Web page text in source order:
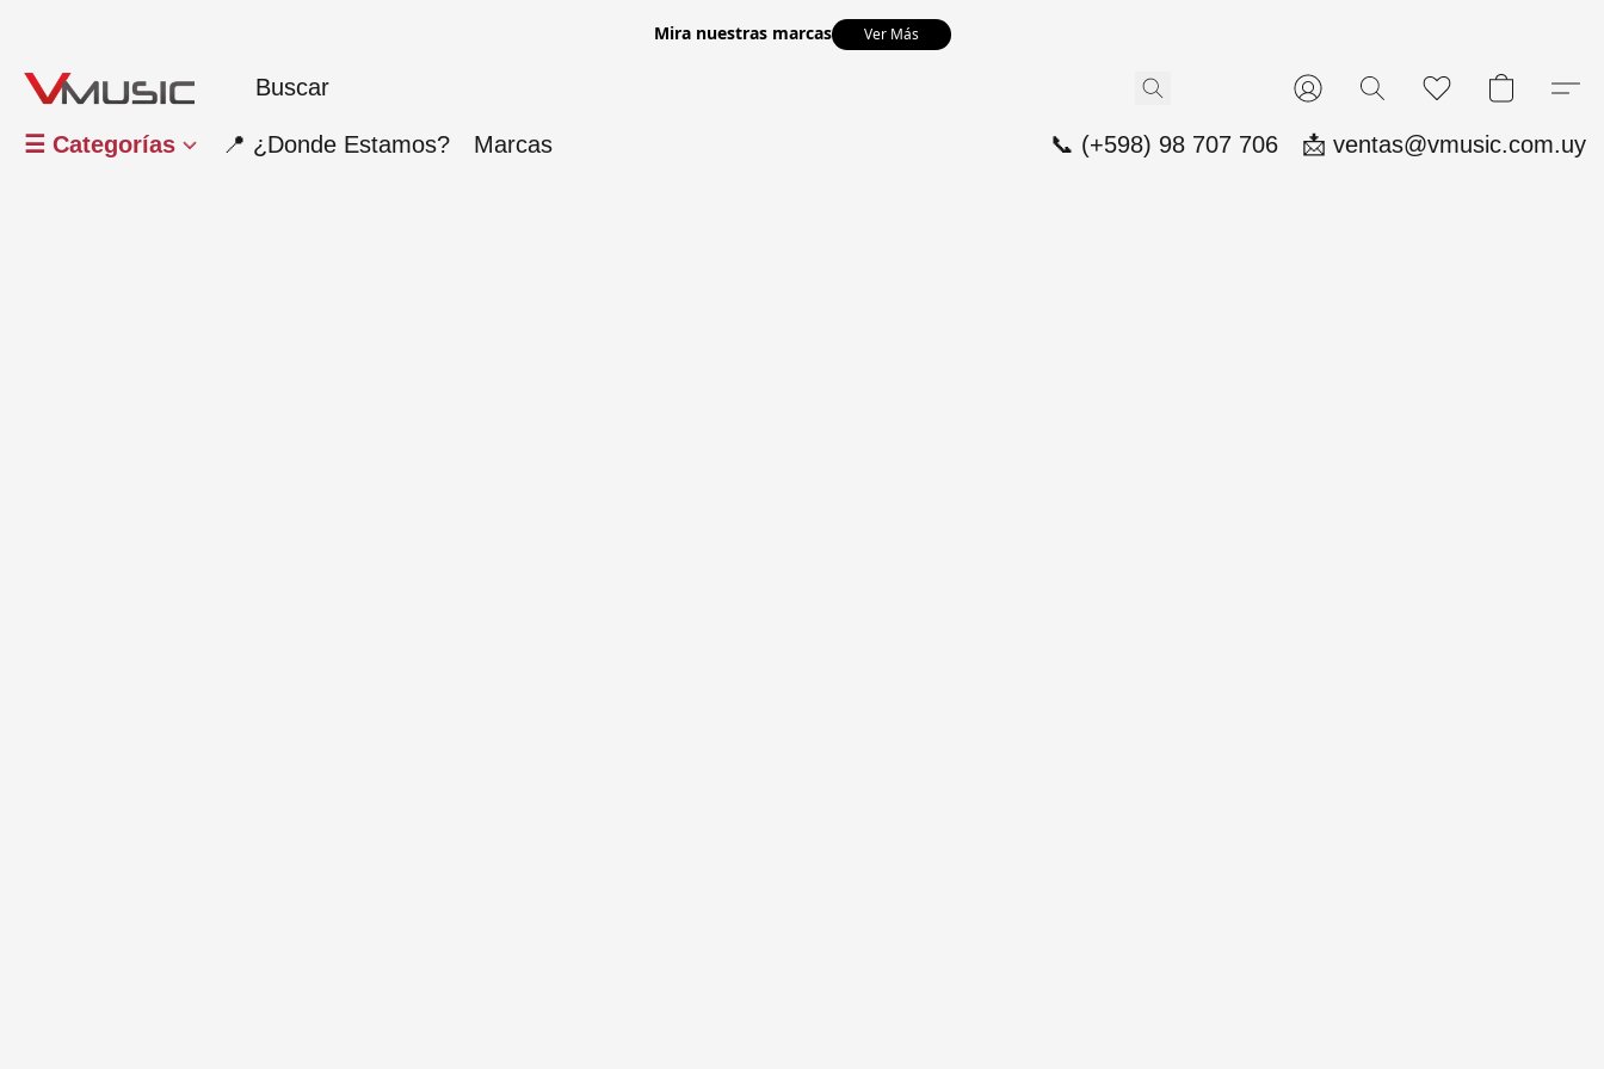
Mira nuestras marcas Ver Más
☰ Categorías 📍 ¿Donde Estamos? Marcas 📞 (+598) 98 707 706 📩 ventas@vmusic.com.uy